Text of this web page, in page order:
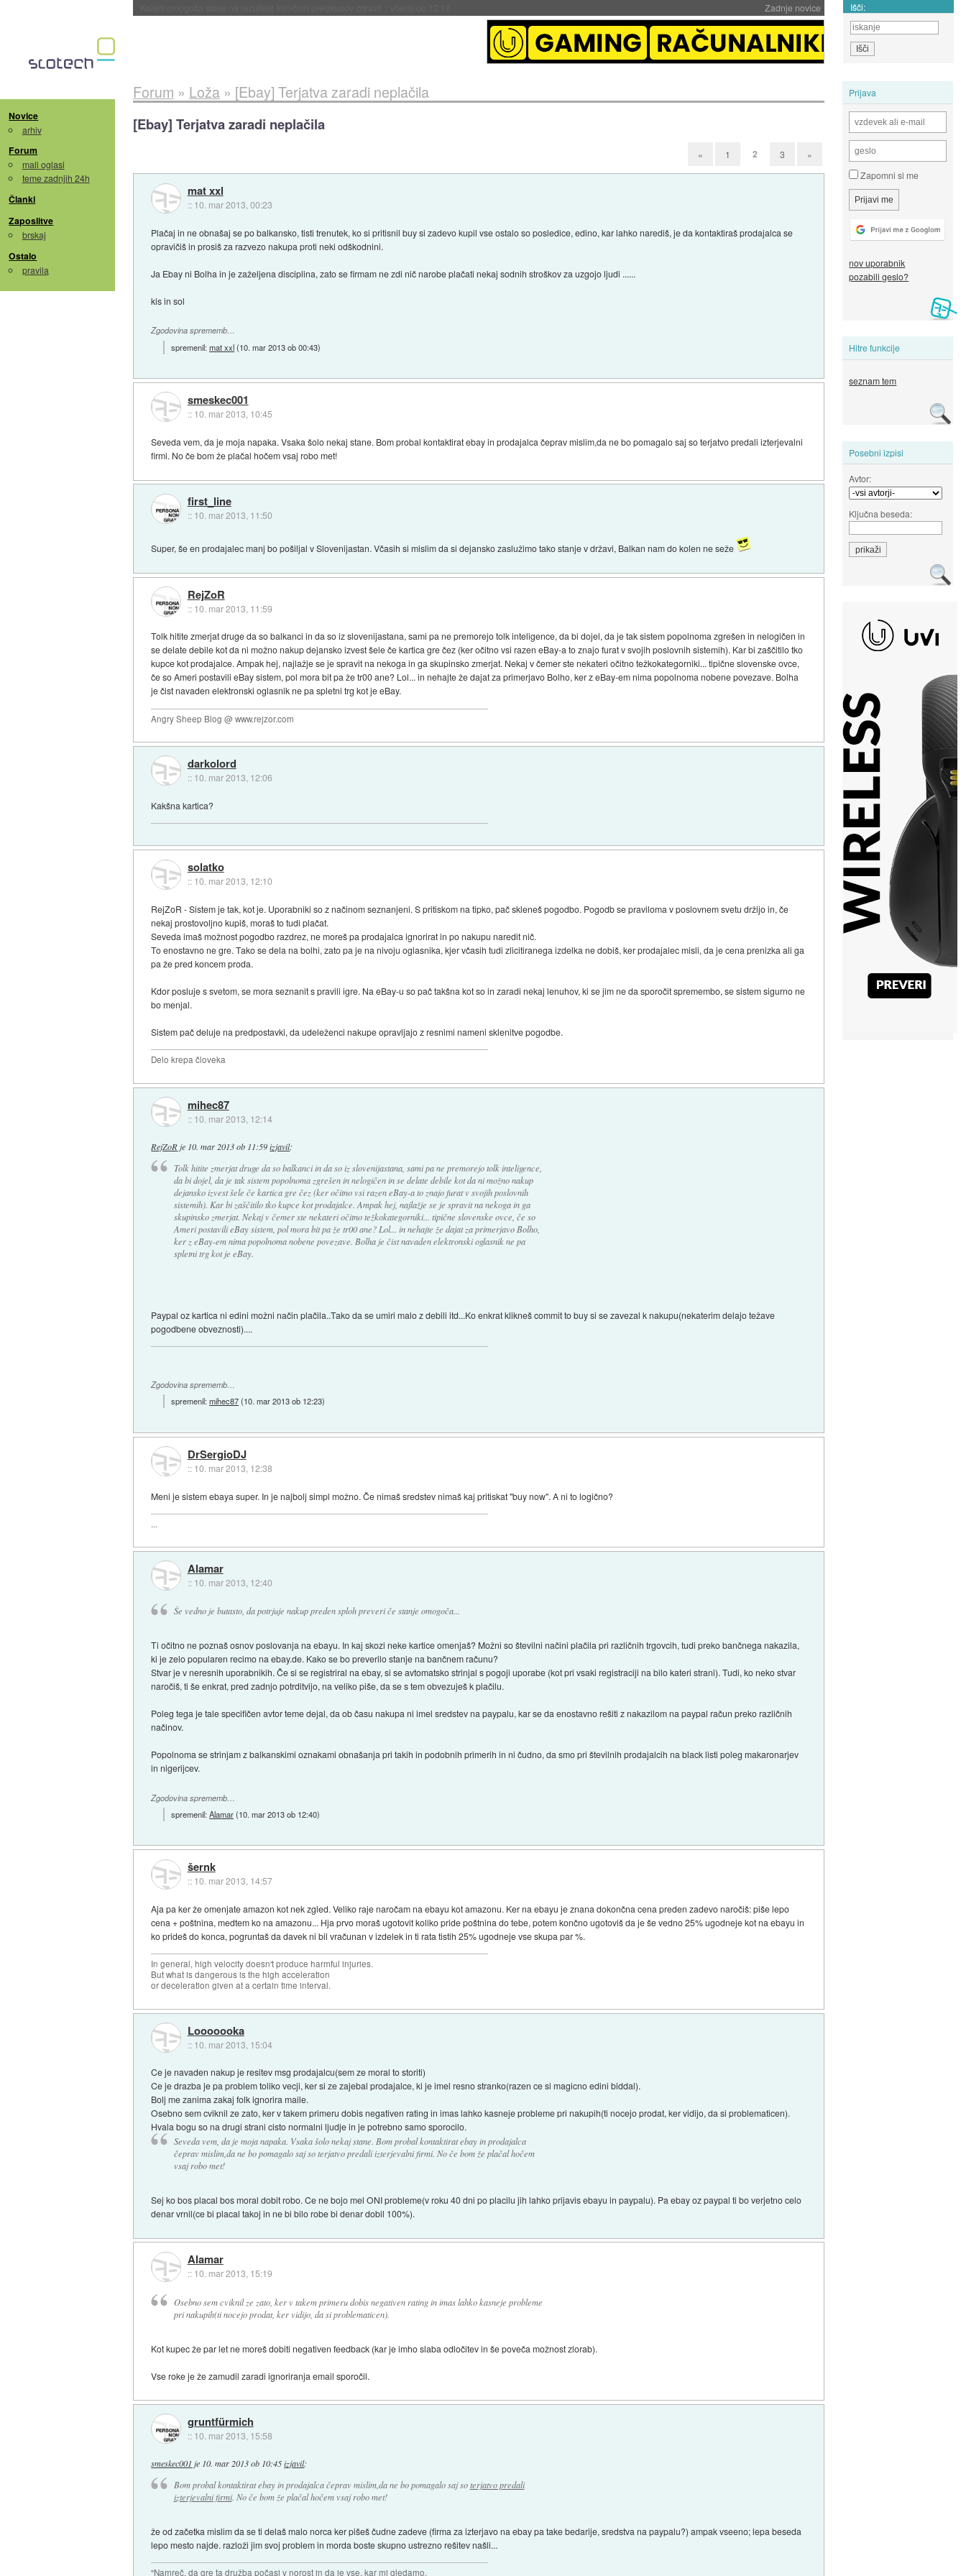
Zadnje novice Išči:
Novice
arhiv
Forum
mali oglasi
teme zadnjih 24h
Članki
Zaposlitve
brskaj
Ostalo
pravila
Prijava
Zapomni si me
nov uporabnik
pozabili geslo?
Hitre funkcije
seznam tem
Posebni izpisi
Avtor:
Ključna beseda:
Forum » Loža» [Ebay] Terjatva zaradi neplačila
[Ebay] Terjatva zaradi neplačila
« 1 2 3 »
mat xxl
:: 10. mar 2013, 00:23
Plačaj in ne obnašaj se po balkansko, tisti trenutek, ko si pritisnil buy si zadevo kupil vse ostalo so posledice, edino, kar lahko narediš, je da kontaktiraš prodajalca se
opravičiš in prosiš za razvezo nakupa proti neki odškodnini.
Ja Ebay ni Bolha in je zaželjena disciplina, zato se firmam ne zdi nič narobe plačati nekaj sodnih stroškov za uzgojo ljudi ......
kis in sol
Zgodovina sprememb…
spremenil:mat xxl(10. mar 2013 ob 00:43)
smeskec001
:: 10. mar 2013, 10:45
Seveda vem, da je moja napaka. Vsaka šolo nekaj stane. Bom probal kontaktirat ebay in prodajalca čeprav mislim,da ne bo pomagalo saj so terjatvo predali izterjevalni
firmi. No če bom že plačal hočem vsaj robo met!
first_line
:: 10. mar 2013, 11:50
Super, še en prodajalec manj bo pošiljal v Slovenijastan. Včasih si mislim da si dejansko zaslužimo tako stanje v državi, Balkan nam do kolen ne seže
RejZoR
:: 10. mar 2013, 11:59
Tolk hitite zmerjat druge da so balkanci in da so iz slovenijastana, sami pa ne premorejo tolk inteligence, da bi dojel, da je tak sistem popolnoma zgrešen in nelogičen in
se delate debile kot da ni možno nakup dejansko izvest šele če kartica gre čez (ker očitno vsi razen eBay-a to znajo furat v svojih poslovnih sistemih). Kar bi zaščitilo tko
kupce kot prodajalce. Ampak hej, najlažje se je spravit na nekoga in ga skupinsko zmerjat. Nekaj v čemer ste nekateri očitno težkokategorniki... tipične slovenske ovce,
če so Ameri postavili eBay sistem, pol mora bit pa že tr00 ane? Lol... in nehajte že dajat za primerjavo Bolho, ker z eBay-em nima popolnoma nobene povezave. Bolha
je čist navaden elektronski oglasnik ne pa spletni trg kot je eBay.
Angry Sheep Blog @ www.rejzor.com
darkolord
:: 10. mar 2013, 12:06
Kakšna kartica?
solatko
:: 10. mar 2013, 12:10
RejZoR - Sistem je tak, kot je. Uporabniki so z načinom seznanjeni. S pritiskom na tipko, pač skleneš pogodbo. Pogodb se praviloma v poslovnem svetu držijo in, če
nekaj prostovoljno kupiš, moraš to tudi plačat.
Seveda imaš možnost pogodbo razdrez, ne moreš pa prodajalca ignorirat in po nakupu naredit nič.
To enostavno ne gre. Tako se dela na bolhi, zato pa je na nivoju oglasnika, kjer včasih tudi zlicitiranega izdelka ne dobiš, ker prodajalec misli, da je cena prenizka ali ga
pa že pred koncem proda.
Kdor posluje s svetom, se mora seznanit s pravili igre. Na eBay-u so pač takšna kot so in zaradi nekaj lenuhov, ki se jim ne da sporočit spremembo, se sistem sigurno ne
bo menjal.
Sistem pač deluje na predpostavki, da udeleženci nakupe opravljajo z resnimi nameni sklenitve pogodbe.
Delo krepa človeka
mihec87
:: 10. mar 2013, 12:14
RejZoR je 10. mar 2013 ob 11:59 izjavil:
Tolk hitite zmerjat druge da so balkanci in da so iz slovenijastana, sami pa ne premorejo tolk inteligence,
da bi dojel, da je tak sistem popolnoma zgrešen in nelogičen in se delate debile kot da ni možno nakup
dejansko izvest šele če kartica gre čez (ker očitno vsi razen eBay-a to znajo furat v svojih poslovnih
sistemih). Kar bi zaščitilo tko kupce kot prodajalce. Ampak hej, najlažje se je spravit na nekoga in ga
skupinsko zmerjat. Nekaj v čemer ste nekateri očitno težkokategorniki... tipične slovenske ovce, če so
Ameri postavili eBay sistem, pol mora bit pa že tr00 ane? Lol... in nehajte že dajat za primerjavo Bolho,
ker z eBay-em nima popolnoma nobene povezave. Bolha je čist navaden elektronski oglasnik ne pa
spletni trg kot je eBay.
Paypal oz kartica ni edini možni način plačila..Tako da se umiri malo z debili itd...Ko enkrat klikneš commit to buy si se zavezal k nakupu(nekaterim delajo težave
pogodbene obveznosti)....
Zgodovina sprememb…
spremenil:mihec87(10. mar 2013 ob 12:23)
DrSergioDJ
:: 10. mar 2013, 12:38
Meni je sistem ebaya super. In je najbolj simpl možno. Če nimaš sredstev nimaš kaj pritiskat "buy now". A ni to logično?
...
Alamar
:: 10. mar 2013, 12:40
Še vedno je butasto, da potrjuje nakup preden sploh preveri če stanje omogoča...
Ti očitno ne poznaš osnov poslovanja na ebayu. In kaj skozi neke kartice omenjaš? Možni so številni načini plačila pri različnih trgovcih, tudi preko bančnega nakazila,
ki je zelo popularen recimo na ebay.de. Kako se bo preverilo stanje na bančnem računu?
Stvar je v neresnih uporabnikih. Če si se registriral na ebay, si se avtomatsko strinjal s pogoji uporabe (kot pri vsaki registraciji na bilo kateri strani). Tudi, ko neko stvar
naročiš, ti še enkrat, pred zadnjo potrditvijo, na veliko piše, da se s tem obvezuješ k plačilu.
Poleg tega je tale specifičen avtor teme dejal, da ob času nakupa ni imel sredstev na paypalu, kar se da enostavno rešiti z nakazilom na paypal račun preko različnih
načinov.
Popolnoma se strinjam z balkanskimi oznakami obnašanja pri takih in podobnih primerih in ni čudno, da smo pri številnih prodajalcih na black listi poleg makaronarjev
in nigerijcev.
Zgodovina sprememb…
spremenil:Alamar(10. mar 2013 ob 12:40)
šernk
:: 10. mar 2013, 14:57
Aja pa ker že omenjate amazon kot nek zgled. Veliko raje naročam na ebayu kot amazonu. Ker na ebayu je znana dokončna cena preden zadevo naročiš: piše lepo
cena + poštnina, medtem ko na amazonu... Hja prvo moraš ugotovit koliko pride poštnina do tebe, potem končno ugotoviš da je še vedno 25% ugodneje kot na ebayu in
ko prideš do konca, pogruntaš da davek ni bil vračunan v izdelek in ti rata tistih 25% ugodneje vse skupa par %.
In general, high velocity doesn't produce harmful injuries.
But what is dangerous is the high acceleration
or deceleration given at a certain time interval.
Looooooka
:: 10. mar 2013, 15:04
Ce je navaden nakup je resitev msg prodajalcu(sem ze moral to storiti)
Ce je drazba je pa problem toliko vecji, ker si ze zajebal prodajalce, ki je imel resno stranko(razen ce si magicno edini biddal).
Bolj me zanima zakaj folk ignorira maile.
Osebno sem cviknil ze zato, ker v takem primeru dobis negativen rating in imas lahko kasneje probleme pri nakupih(ti nocejo prodat, ker vidijo, da si problematicen).
Hvala bogu so na drugi strani cisto normalni ljudje in je potrebno samo sporocilo.
Seveda vem, da je moja napaka. Vsaka šolo nekaj stane. Bom probal kontaktirat ebay in prodajalca
čeprav mislim,da ne bo pomagalo saj so terjatvo predali izterjevalni firmi. No če bom že plačal hočem
vsaj robo met!
Sej ko bos placal bos moral dobit robo. Ce ne bojo mel ONI probleme(v roku 40 dni po placilu jih lahko prijavis ebayu in paypalu). Pa ebay oz paypal ti bo verjetno celo
denar vrnil(ce bi placal takoj in ne bi bilo robe bi denar dobil 100%).
Alamar
:: 10. mar 2013, 15:19
Osebno sem cviknil ze zato, ker v takem primeru dobis negativen rating in imas lahko kasneje probleme
pri nakupih(ti nocejo prodat, ker vidijo, da si problematicen).
Kot kupec že par let ne moreš dobiti negativen feedback (kar je imho slaba odločitev in še poveča možnost zlorab).
Vse roke je že zamudil zaradi ignoriranja email sporočil.
gruntfürmich
:: 10. mar 2013, 15:58
smeskec001 je 10. mar 2013 ob 10:45 izjavil:
Bom probal kontaktirat ebay in prodajalca čeprav mislim,da ne bo pomagalo saj soterjatvo predali
izterjevalni firmi. No če bom že plačal hočem vsaj robo met!
že od začetka mislim da se ti delaš malo norca ker pišeš čudne zadeve (firma za izterjavo na ebay pa take bedarije, sredstva na paypalu?) ampak vseeno; lepa beseda
lepo mesto najde. razloži jim svoj problem in morda boste skupno ustrezno rešitev našli...
"Namreč, da gre ta družba počasi v norost in da je vse, kar mi gledamo,